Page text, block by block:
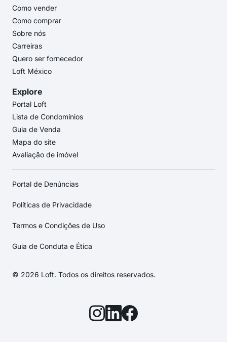
Como vender
Como comprar
Sobre nós
Carreiras
Quero ser fornecedor
Loft México
Explore
Portal Loft
Lista de Condomínios
Guia de Venda
Mapa do site
Avaliação de imóvel
Portal de Denúncias
Políticas de Privacidade
Termos e Condições de Uso
Guia de Conduta e Ética
© 2026 Loft. Todos os direitos reservados.